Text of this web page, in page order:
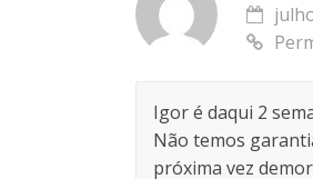
Igor é daqui 2
Não temos
próxima vez